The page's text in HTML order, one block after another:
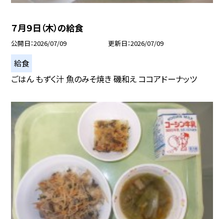
７月９日（木）の給食
公開日 2026/07/09 更新日 2026/07/09
給食
ごはん もずく汁 魚のみそ焼き 磯和え ココアドーナッツ